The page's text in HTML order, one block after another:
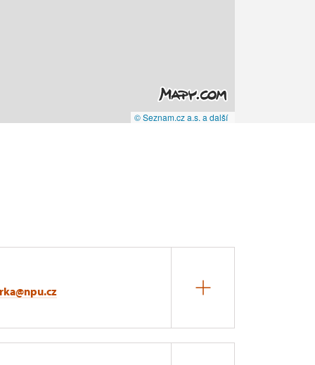
© Seznam.cz a.s. a další